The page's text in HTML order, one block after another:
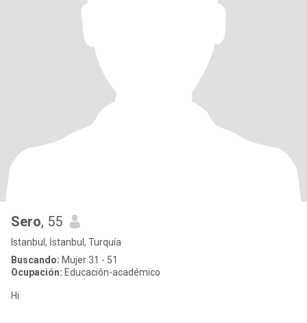
Sero, 55
Istanbul, İstanbul, Turquía
Buscando: Mujer 31 - 51
Ocupación: Educación-académico
Hi